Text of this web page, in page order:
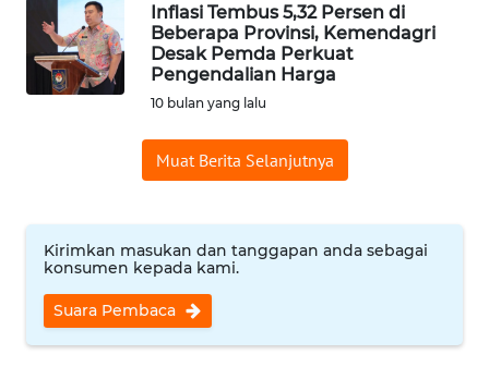
Inflasi Tembus 5,32 Persen di
Beberapa Provinsi, Kemendagri
Desak Pemda Perkuat
Pengendalian Harga
10 bulan yang lalu
Muat Berita Selanjutnya
Kirimkan masukan dan tanggapan anda sebagai
konsumen kepada kami.
Suara Pembaca
WN
INDRAMAYU
WN
WN
SUBANG
WN